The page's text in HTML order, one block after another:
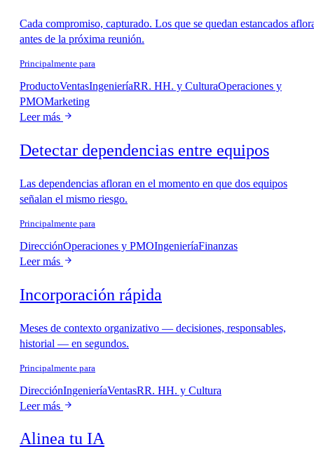
Cada compromiso, capturado. Los que se quedan estancados
antes de la próxima reunión.
Principalmente para
ProductoVentasIngenieríaRR. HH. y CulturaOperaciones y
PMOMarketing
Leer más
Detectar dependencias entre equipos
Las dependencias afloran en el momento en que dos equipos
señalan el mismo riesgo.
Principalmente para
DirecciónOperaciones y PMOIngenieríaFinanzas
Leer más
Incorporación rápida
Meses de contexto organizativo — decisiones, responsables,
historial — en segundos.
Principalmente para
DirecciónIngenieríaVentasRR. HH. y Cultura
Leer más
Alinea tu IA